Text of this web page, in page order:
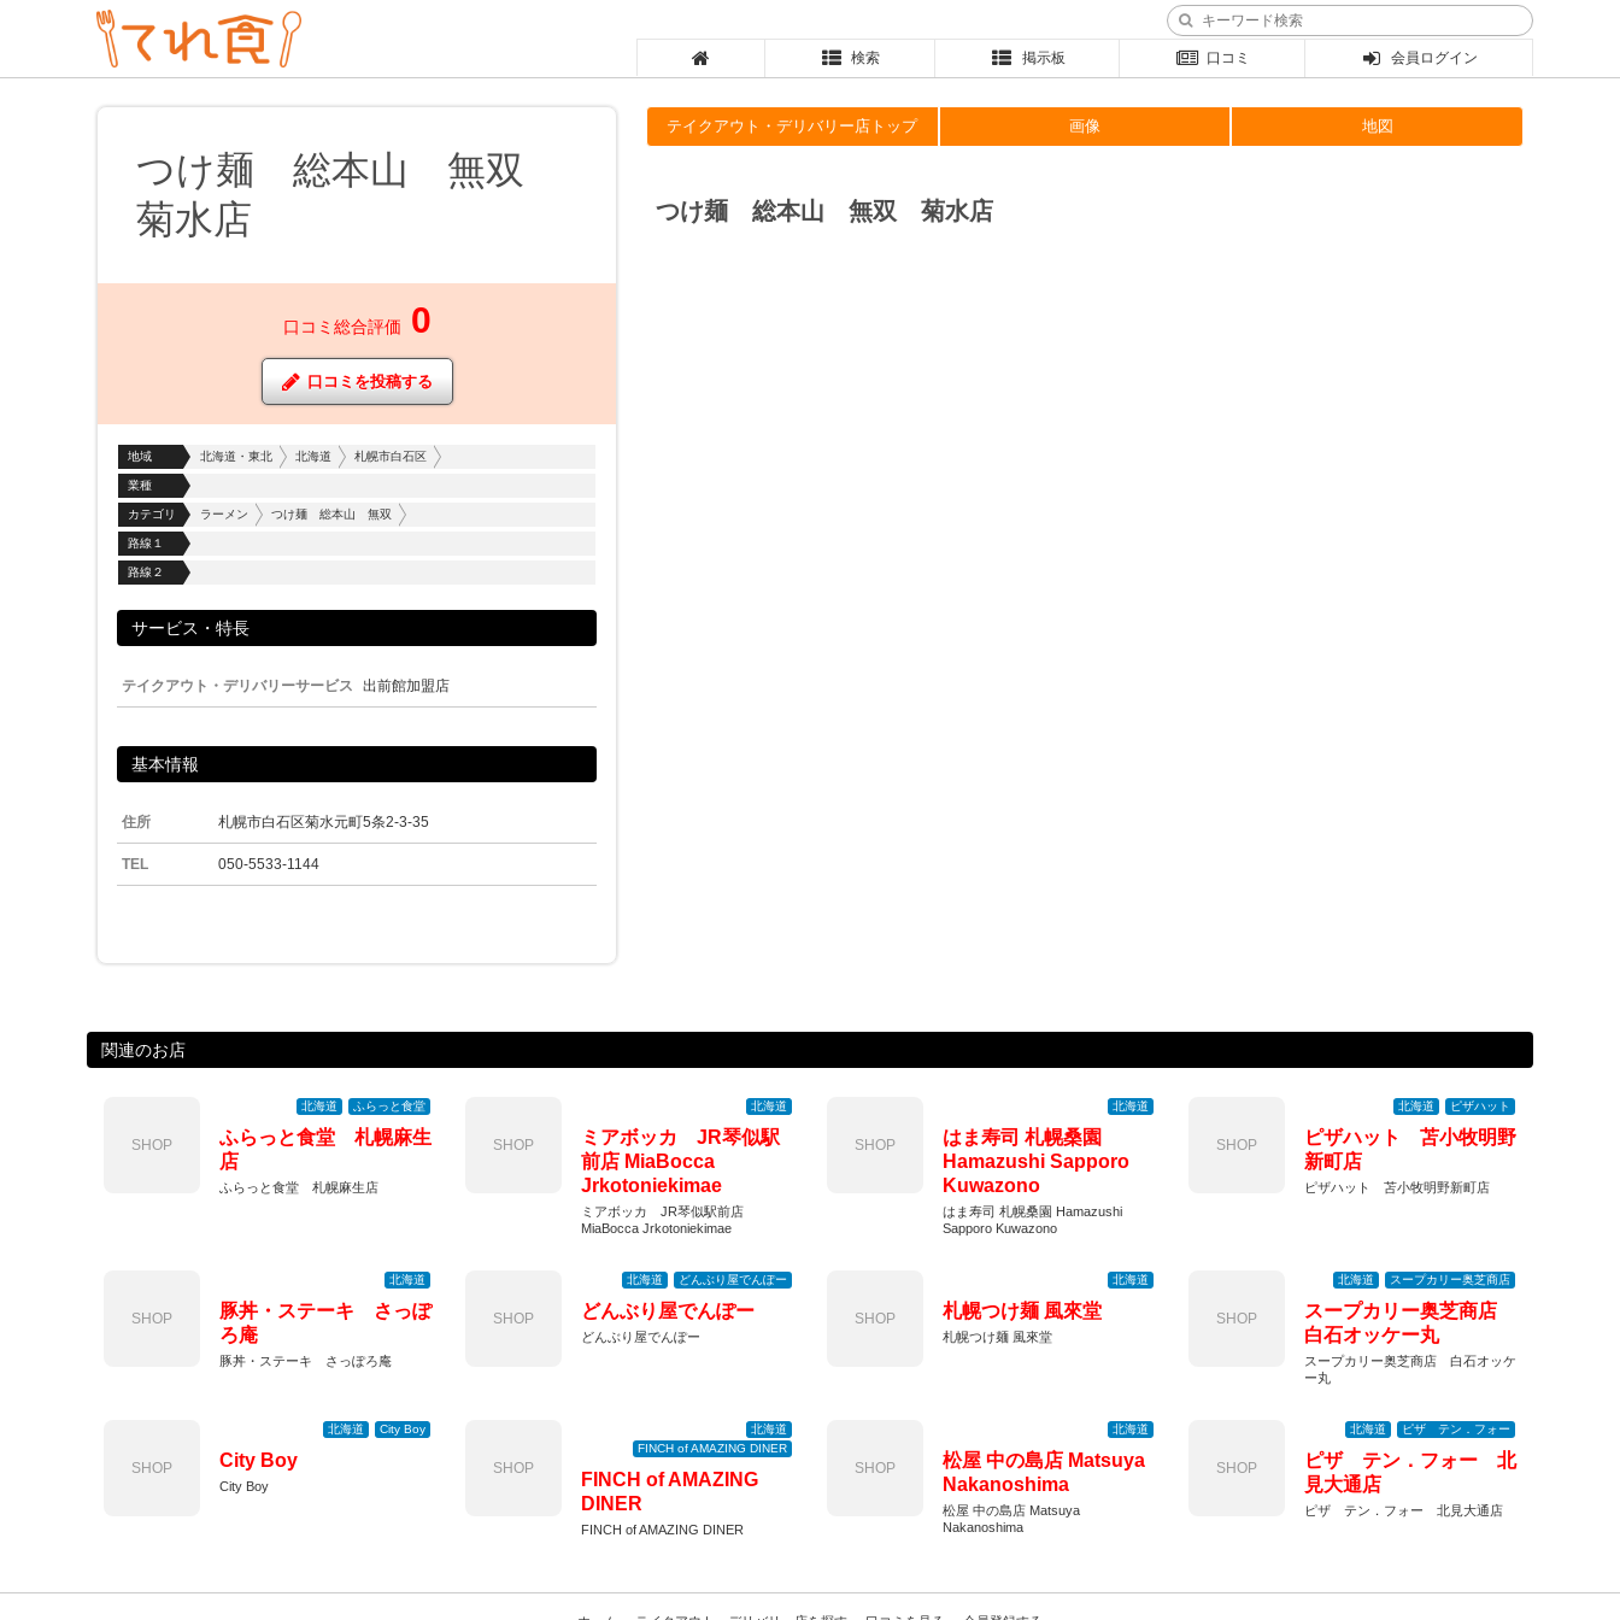
検索 掲示板 口コミ 会員ログイン
つけ麺 総本山 無双
菊水店
口コミ総合評価 0
口コミを投稿する
地域 北海道・東北 北海道 札幌市白石区
業種
カテゴリ ラーメン つけ麺 総本山 無双
路線１
路線２
サービス・特長
テイクアウト・デリバリーサービス 出前館加盟店
基本情報
住所 札幌市白石区菊水元町5条2-3-35
TEL 050-5533-1144
テイクアウト・デリバリー店トップ 画像 地図
つけ麺 総本山 無双 菊水店
関連のお店
SHOP
北海道 ふらっと食堂
ふらっと食堂 札幌麻生
店
ふらっと食堂 札幌麻生店
SHOP
北海道
ミアボッカ JR琴似駅
前店 MiaBocca
Jrkotoniekimae
ミアボッカ JR琴似駅前店
MiaBocca Jrkotoniekimae
SHOP
北海道
はま寿司 札幌桑園
Hamazushi Sapporo
Kuwazono
はま寿司 札幌桑園 Hamazushi
Sapporo Kuwazono
SHOP
北海道 ピザハット
ピザハット 苫小牧明野
新町店
ピザハット 苫小牧明野新町店
SHOP
北海道
豚丼・ステーキ さっぽ
ろ庵
豚丼・ステーキ さっぽろ庵
SHOP
北海道 どんぶり屋でんぽー
どんぶり屋でんぽー
どんぶり屋でんぽー
SHOP
北海道
札幌つけ麺 風來堂
札幌つけ麺 風來堂
SHOP
北海道 スープカリー奥芝商店
スープカリー奥芝商店
白石オッケー丸
スープカリー奥芝商店 白石オッケ
ー丸
SHOP
北海道 City Boy
City Boy
City Boy
SHOP
北海道
FINCH of AMAZING DINER
FINCH of AMAZING
DINER
FINCH of AMAZING DINER
SHOP
北海道
松屋 中の島店 Matsuya
Nakanoshima
松屋 中の島店 Matsuya
Nakanoshima
SHOP
北海道 ピザ テン．フォー
ピザ テン．フォー 北
見大通店
ピザ テン．フォー 北見大通店